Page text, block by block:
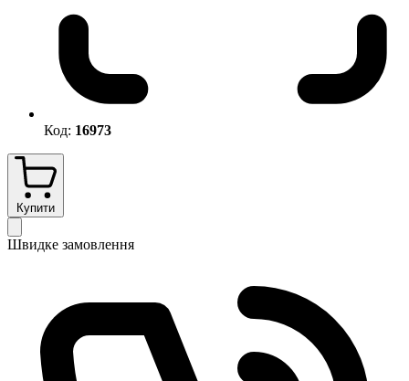
Код: 16973
Купити
Швидке замовлення